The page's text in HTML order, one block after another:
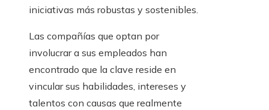
iniciativas más robustas y sostenibles.
Las compañías que optan por
involucrar a sus empleados han
encontrado que la clave reside en
vincular sus habilidades, intereses y
talentos con causas que realmente